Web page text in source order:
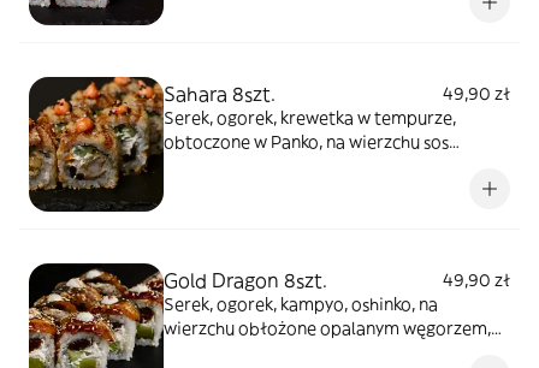
Sahara 8szt.
49,90 zł
Serek, ogorek, krewetka w tempurze,
obtoczone w Panko, na wierzchu sos
Gold Dragon 8szt.
49,90 zł
Serek, ogorek, kampyo, oshinko, na
wierzchu obłożone opalanym węgorzem,